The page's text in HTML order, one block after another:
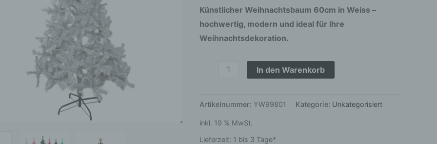
Künstlicher Weihnachtsbaum 60cm in Weiss –
hochwertig, modern und ideal für Ihre
Weihnachtsdekoration.
In den Warenkorb
Artikelnummer: YW99801 Kategorie: Unkategorisiert
inkl. 19 % MwSt.
Lieferzeit: 1 bis 3 Tage*